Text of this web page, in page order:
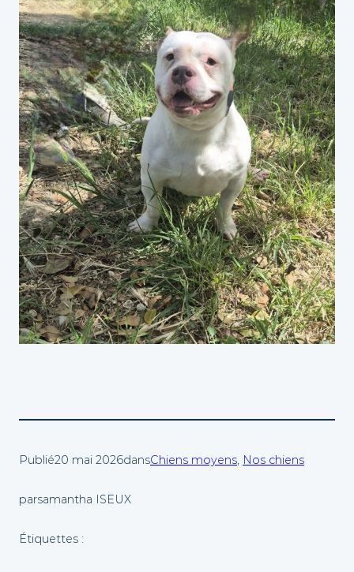
Publié20 mai 2026dansChiens moyens, Nos chiens
parsamantha ISEUX
Étiquettes :